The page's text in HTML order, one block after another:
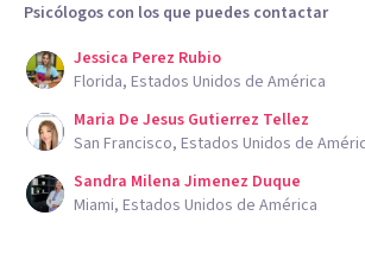
Psicólogos con los que puedes contactar
Jessica Perez Rubio
Florida, Estados Unidos de América
Maria De Jesus Gutierrez Tellez
San Francisco, Estados Unidos de
Sandra Milena Jimenez Duque
Miami, Estados Unidos de América